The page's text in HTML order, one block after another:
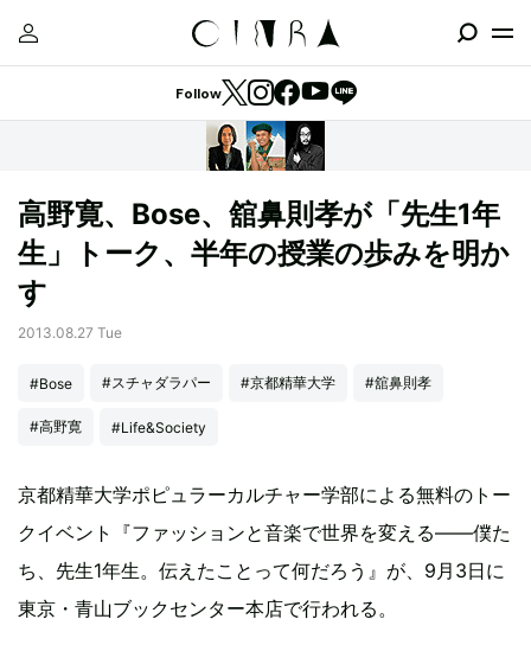
Follow
高野寛、Bose、舘鼻則孝が「先生1年
生」トーク、半年の授業の歩みを明か
す
2013.08.27 Tue
#Bose #スチャダラパー #京都精華大学 #舘鼻則孝
#高野寛 #Life&Society
京都精華大学ポピュラーカルチャー学部による無料のトー
クイベント『ファッションと音楽で世界を変える――僕た
ち、先生1年生。伝えたことって何だろう』が、9月3日に
東京・青山ブックセンター本店で行われる。